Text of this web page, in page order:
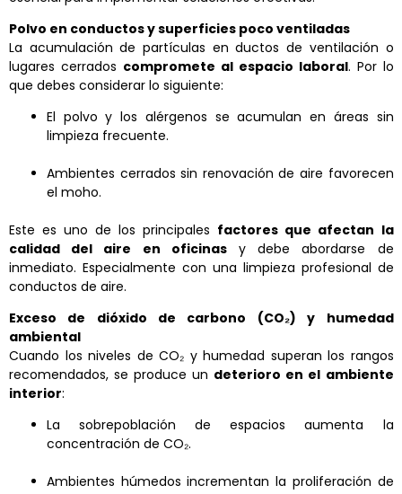
Polvo en conductos y superficies poco ventiladas
La acumulación de partículas en ductos de ventilación o
lugares cerrados compromete al espacio laboral. Por lo
que debes considerar lo siguiente:
El polvo y los alérgenos se acumulan en áreas sin
limpieza frecuente.
Ambientes cerrados sin renovación de aire favorecen
el moho.
Este es uno de los principales factores que afectan la
calidad del aire en oficinasy debe abordarse de
inmediato. Especialmente con una limpieza profesional de
conductos de aire.
Exceso de dióxido de carbono (CO₂) y humedad
ambiental
Cuando los niveles de CO₂ y humedad superan los rangos
recomendados, se produce un deterioro en el ambiente
interior:
La sobrepoblación de espacios aumenta la
concentración de CO₂.
Ambientes húmedos incrementan la proliferación de